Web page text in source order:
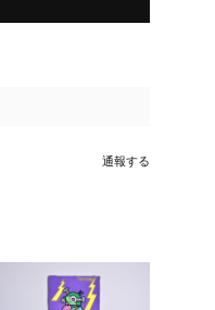
通報する